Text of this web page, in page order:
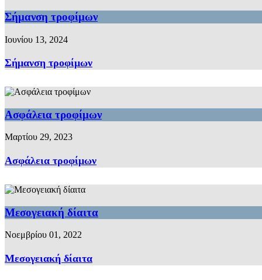
Σήμανση τροφίμων
Ιουνίου 13, 2024
Σήμανση τροφίμων
Ασφάλεια τροφίμων
Μαρτίου 29, 2023
Ασφάλεια τροφίμων
Μεσογειακή δίαιτα
Νοεμβρίου 01, 2022
Μεσογειακή δίαιτα